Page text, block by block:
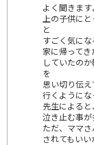
よく聞きます
上の子供に
と
すごく気にな
家に帰って
していたの
を
思い切り伝
行くようにな
先生による
泣き止む事が
ただ、ママ
されてもいい